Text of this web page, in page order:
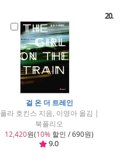
걸 온 더 트레인
폴라 호킨스 지음, 이영아 옮김 |
북폴리오
12,420원(10% 할인 / 690원)
9.0
20.